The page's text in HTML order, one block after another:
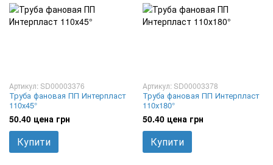
Артикул: SD00003376
Труба фановая ПП Интерпласт
110х45°
50.40 цена грн
Купити
Артикул: SD00003378
Труба фановая ПП Интерпласт
110х180°
50.40 цена грн
Купити